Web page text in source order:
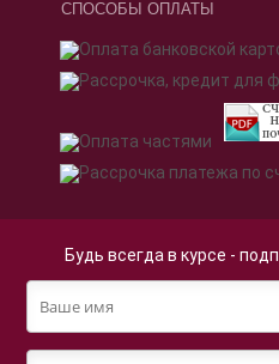
СПОСОБЫ ОПЛАТЫ
Будь всегда в курсе -